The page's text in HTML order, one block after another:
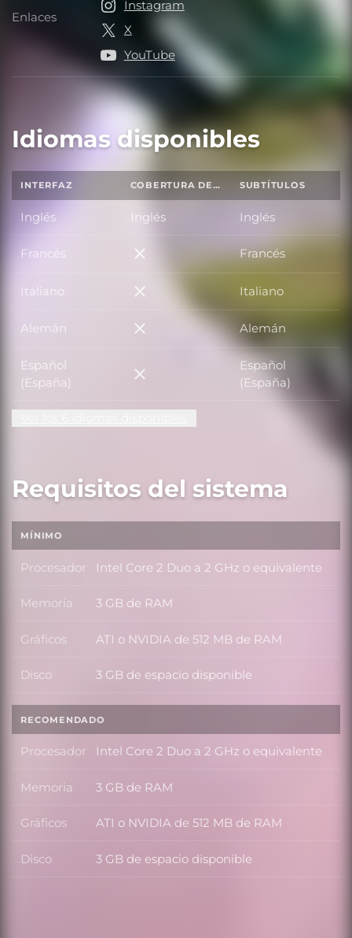
Enlaces Enlaces
Instagram
X
YouTube
Idiomas disponibles
INTERFAZ COBERTURA DE SONIDO TOTAL SUBTÍTULOS
Inglés Inglés Inglés
Francés Francés Francés
Italiano Italiano Italiano
Alemán Alemán Alemán
Español
(España)
Español (España)
Español
(España)
Requisitos del sistema
MÍNIMO
Procesador Procesador
Intel Core 2 Duo a 2 GHz o equivalente
Memoria Memoria
3 GB de RAM
Gráficos Gráficos
ATI o NVIDIA de 512 MB de RAM
Disco Disco
3 GB de espacio disponible
RECOMENDADO
Procesador Procesador
Intel Core 2 Duo a 2 GHz o equivalente
Memoria Memoria
3 GB de RAM
Gráficos Gráficos
ATI o NVIDIA de 512 MB de RAM
Disco Disco
3 GB de espacio disponible